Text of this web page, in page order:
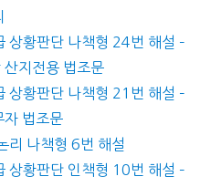
상황판단 나책형 24번 해설 –
지전용 법조문
상황판단 나책형 21번 해설 –
자 법조문
리 나책형 6번 해설
상황판단 인책형 10번 해설 –